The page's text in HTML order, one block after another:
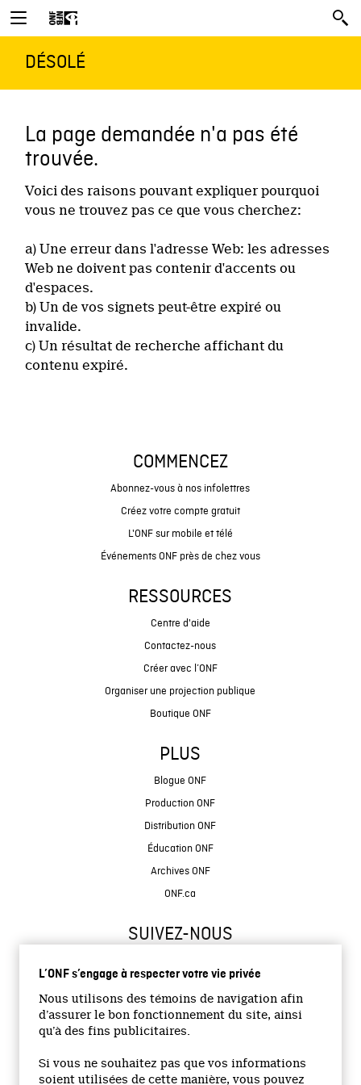
L’ONF s’engage à respecter votre vie privée
Nous utilisons des témoins de navigation afin
d’assurer le bon fonctionnement du site, ainsi
qu’à des fins publicitaires.
Si vous ne souhaitez pas que vos informations
soient utilisées de cette manière, vous pouvez
DÉSOLÉ
La page demandée n'a pas été
trouvée.
Voici des raisons pouvant expliquer pourquoi
vous ne trouvez pas ce que vous cherchez:
a) Une erreur dans l'adresse Web: les adresses
Web ne doivent pas contenir d'accents ou
d'espaces.
b) Un de vos signets peut-être expiré ou
invalide.
c) Un résultat de recherche affichant du
contenu expiré.
COMMENCEZ
Abonnez-vous à nos infolettres
Créez votre compte gratuit
L'ONF sur mobile et télé
Événements ONF près de chez vous
RESSOURCES
Centre d'aide
Contactez-nous
Créer avec l’ONF
Organiser une projection publique
Boutique ONF
PLUS
Blogue ONF
Production ONF
Distribution ONF
Éducation ONF
Archives ONF
ONF.ca
SUIVEZ-NOUS
Site institutionnel